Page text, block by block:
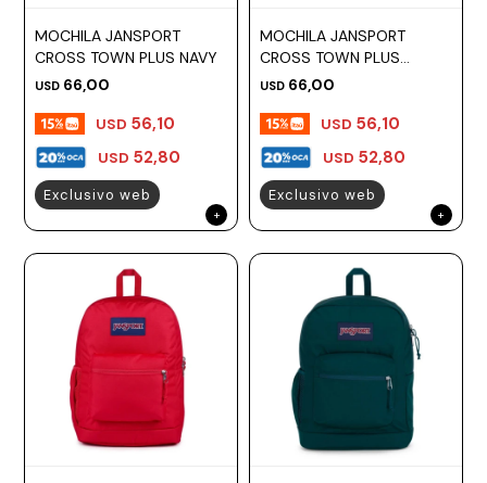
MOCHILA JANSPORT
CROSS TOWN PLUS NAVY
USD 66,00
USD 52,80
USD 56,10
Exclusivo web
MOCHILA JANSPORT
CROSS TOWN PLUS
RUSSET RED
USD 66,00
USD 52,80
USD 56,10
Exclusivo web